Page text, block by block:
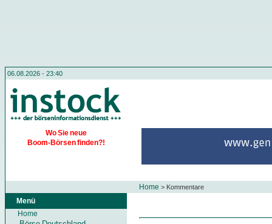
06.08.2026 - 23:40
Wo Sie neue
Boom-Börsen finden?!
Home > Kommentare
Menü
Home